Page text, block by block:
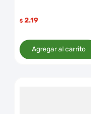
$ 2.19
Agregar al carrito